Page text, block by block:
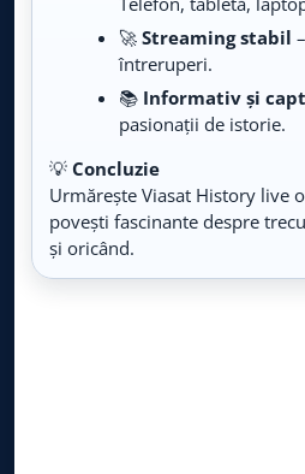
Live TV
Travel Mix
Live TV
Fishing & Hunting
Live TV
HGTV
Live TV
🚀 Streaming stabil
întreruperi.
📚 Informativ și
pasionații de istorie.
💡 Concluzie
Urmărește Viasat History live
povești fascinante despre
și oricând.